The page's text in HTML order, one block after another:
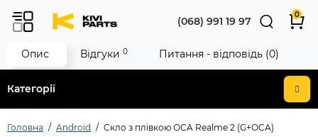
Категорії
(068) 991 19 97
0
Головна Android Cкло з плівкою ОCA Realme 2 (G+OCA)
Опис Відгуки 0 Питання - відповідь (0)